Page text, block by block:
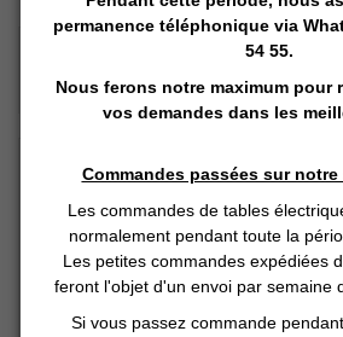
LES CLIENTS AYANT
ONT ÉGALEMENT CHOISI :
permanence téléphonique via
54 55.
Nous ferons notre maximum pour
vos demandes dans les
Commandes passées sur
Les commandes de tables
normalement pendant toute la
Les petites commandes expédiées
feront l'objet d'un envoi par semaine
Si vous passez commande